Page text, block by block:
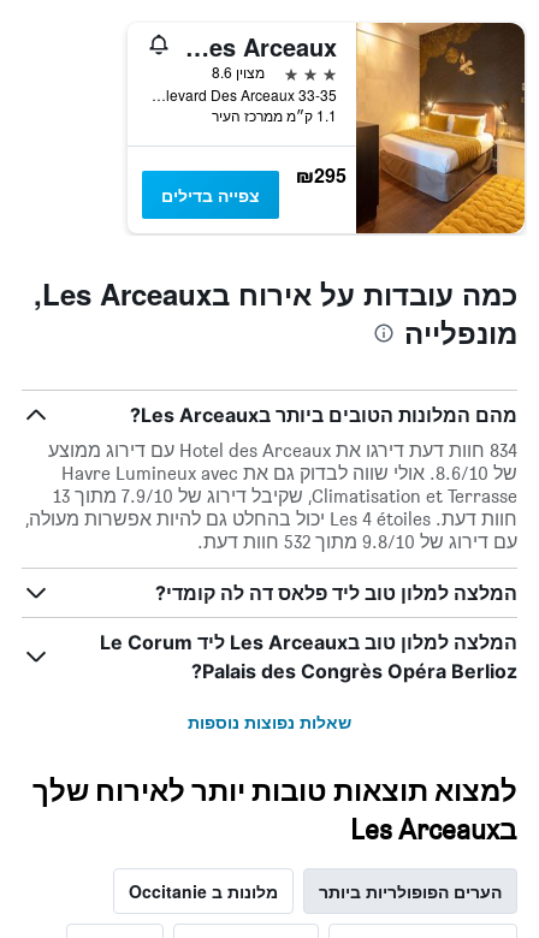
Y
המציג
את
מחיר
הממוצע
של
חדר
Hotel des Arceaux
3 כוכבים
מצוין 8.6
33-35 Boulevard Des Arceaux, מונפלייה, מחוז ארו, צרפת
1.1 ק״מ ממרכז העיר
₪295
צפייה בדילים
כמה עובדות על אירוח בLes Arceaux,
מונפלייה
מהם המלונות הטובים ביותר בLes Arceaux?
834 חוות דעת דירגו את Hotel des Arceaux עם דירוג ממוצע
של 8.6/10. אולי שווה לבדוק גם את Havre Lumineux avec
Climatisation et Terrasse, שקיבל דירוג של 7.9/10 מתוך 13
חוות דעת. Les 4 étoiles יכול בהחלט גם להיות אפשרות מעולה,
עם דירוג של 9.8/10 מתוך 532 חוות דעת.
המלצה למלון טוב ליד פלאס דה לה קומדי?
המלצה למלון טוב בLes Arceaux ליד Le Corum
Palais des Congrès Opéra Berlioz?
שאלות נפוצות נוספות
למצוא תוצאות טובות יותר לאירוח שלך
בLes Arceaux
הערים הפופולריות ביותר מלונות ב Occitanie